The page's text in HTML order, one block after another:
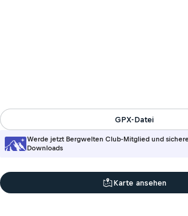
Werde jetzt Bergwelten Club-Mitglied und
Downloads
GPX-Datei
Karte ansehen